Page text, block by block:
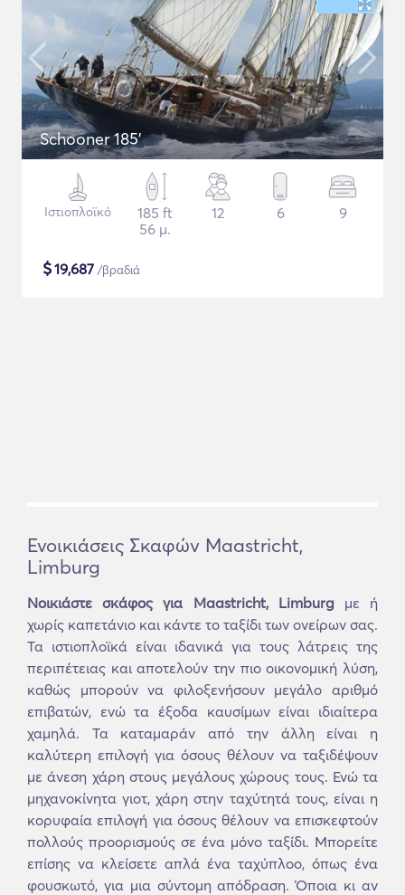
Schooner 185'
Ιστιοπλοϊκό
185 ft
56 μ.
12 6 9
$19,687 /βραδιά
Ενοικιάσεις Σκαφών Maastricht,
Limburg
Νοικιάστε σκάφος για Maastricht, Limburgμε ή
χωρίς καπετάνιο και κάντε το ταξίδι των ονείρων σας.
Τα ιστιοπλοϊκά είναι ιδανικά για τους λάτρεις της
περιπέτειας και αποτελούν την πιο οικονομική λύση,
καθώς μπορούν να φιλοξενήσουν μεγάλο αριθμό
επιβατών, ενώ τα έξοδα καυσίμων είναι ιδιαίτερα
χαμηλά. Τα καταμαράν από την άλλη είναι η
καλύτερη επιλογή για όσους θέλουν να ταξιδέψουν
με άνεση χάρη στους μεγάλους χώρους τους. Ενώ τα
μηχανοκίνητα γιοτ, χάρη στην ταχύτητά τους, είναι η
κορυφαία επιλογή για όσους θέλουν να επισκεφτούν
πολλούς προορισμούς σε ένα μόνο ταξίδι. Μπορείτε
επίσης να κλείσετε απλά ένα ταχύπλοο, όπως ένα
φουσκωτό, για μια σύντομη απόδραση. Όποια κι αν